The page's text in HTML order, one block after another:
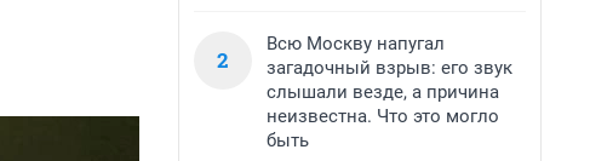
2
Всю Москву напугал
загадочный взрыв: его звук
слышали везде, а причина
неизвестна. Что это могло
быть